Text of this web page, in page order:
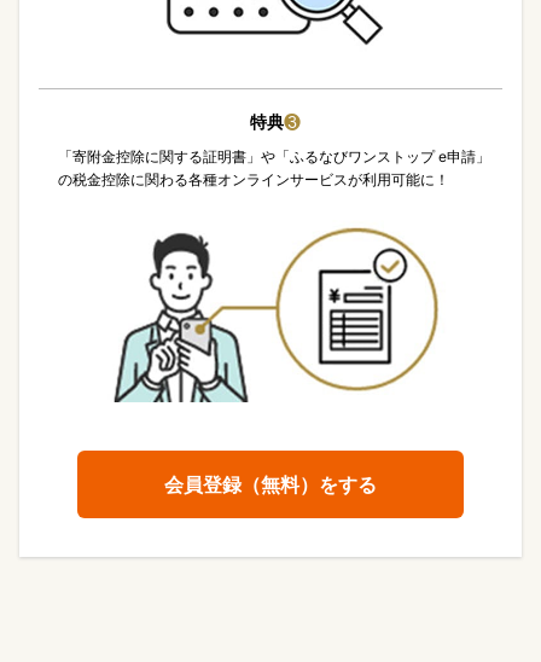
特典❸
「寄附金控除に関する証明書」や「ふるなびワンストップ e申請」
の税金控除に関わる各種オンラインサービスが利用可能に！
会員登録（無料）をする